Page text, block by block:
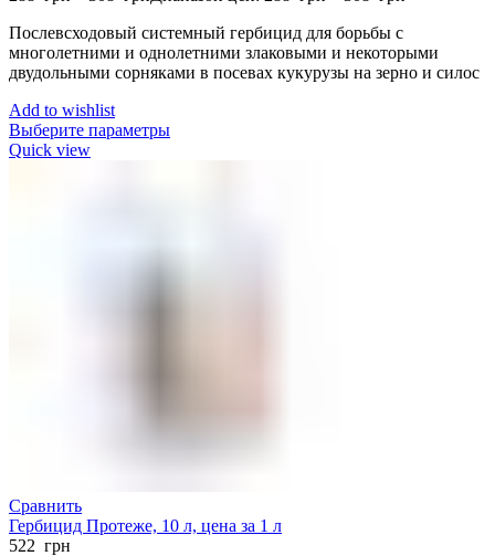
Послевсходовый системный гербицид для борьбы с
многолетними и однолетними злаковыми и некоторыми
двудольными сорняками в посевах кукурузы на зерно и силос
Add to wishlist
Выберите параметры
Quick view
Сравнить
Гербицид Протеже, 10 л, цена за 1 л
522 грн